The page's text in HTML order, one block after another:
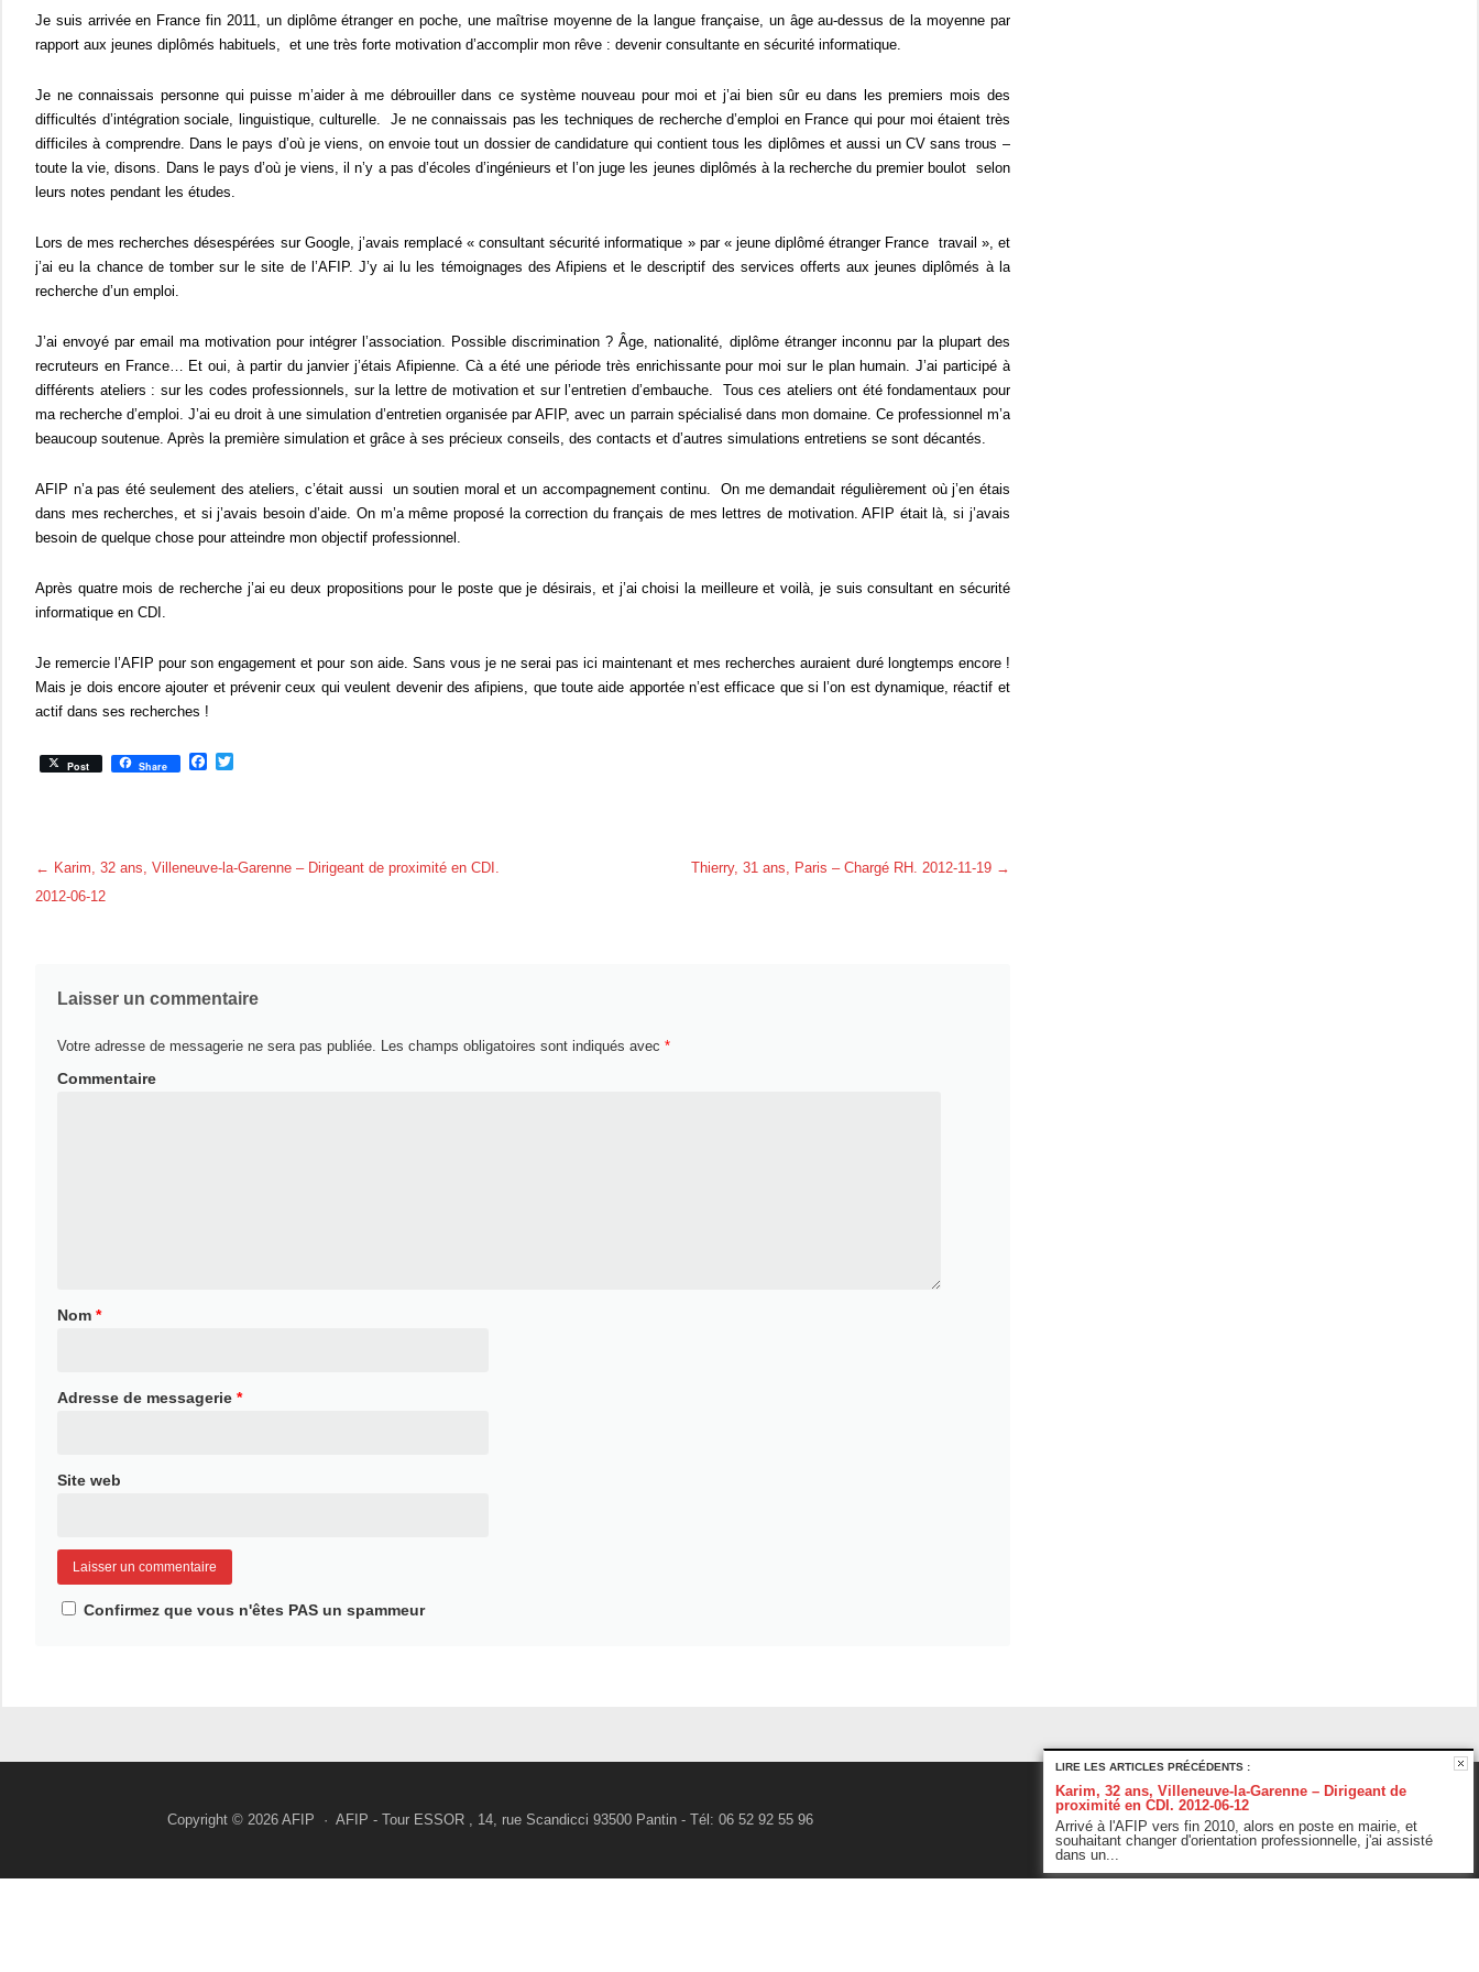
Je suis arrivée en France fin 2011, un diplôme étranger en poche, une maîtrise moyenne de la langue française, un âge au-dessus de la moyenne par
rapport aux jeunes diplômés habituels, et une très forte motivation d’accomplir mon rêve : devenir consultante en sécurité informatique.
Je ne connaissais personne qui puisse m’aider à me débrouiller dans ce système nouveau pour moi et j’ai bien sûr eu dans les premiers mois des
difficultés d’intégration sociale, linguistique, culturelle. Je ne connaissais pas les techniques de recherche d’emploi en France qui pour moi étaient très
difficiles à comprendre. Dans le pays d’où je viens, on envoie tout un dossier de candidature qui contient tous les diplômes et aussi un CV sans trous –
toute la vie, disons. Dans le pays d’où je viens, il n’y a pas d’écoles d’ingénieurs et l’on juge les jeunes diplômés à la recherche du premier boulot selon
leurs notes pendant les études.
Lors de mes recherches désespérées sur Google, j’avais remplacé « consultant sécurité informatique » par « jeune diplômé étranger France travail », et
j’ai eu la chance de tomber sur le site de l’AFIP. J’y ai lu les témoignages des Afipiens et le descriptif des services offerts aux jeunes diplômés à la
recherche d’un emploi.
J’ai envoyé par email ma motivation pour intégrer l’association. Possible discrimination ? Âge, nationalité, diplôme étranger inconnu par la plupart des
recruteurs en France… Et oui, à partir du janvier j’étais Afipienne. Cà a été une période très enrichissante pour moi sur le plan humain. J’ai participé à
différents ateliers : sur les codes professionnels, sur la lettre de motivation et sur l’entretien d’embauche. Tous ces ateliers ont été fondamentaux pour
ma recherche d’emploi. J’ai eu droit à une simulation d’entretien organisée par AFIP, avec un parrain spécialisé dans mon domaine. Ce professionnel m’a
beaucoup soutenue. Après la première simulation et grâce à ses précieux conseils, des contacts et d’autres simulations entretiens se sont décantés.
AFIP n’a pas été seulement des ateliers, c’était aussi un soutien moral et un accompagnement continu. On me demandait régulièrement où j’en étais
dans mes recherches, et si j’avais besoin d’aide. On m’a même proposé la correction du français de mes lettres de motivation. AFIP était là, si j’avais
besoin de quelque chose pour atteindre mon objectif professionnel.
Après quatre mois de recherche j’ai eu deux propositions pour le poste que je désirais, et j’ai choisi la meilleure et voilà, je suis consultant en sécurité
informatique en CDI.
Je remercie l’AFIP pour son engagement et pour son aide. Sans vous je ne serai pas ici maintenant et mes recherches auraient duré longtemps encore !
Mais je dois encore ajouter et prévenir ceux qui veulent devenir des afipiens, que toute aide apportée n’est efficace que si l’on est dynamique, réactif et
actif dans ses recherches !
Post Share
F
o
r
Post navigation
← Karim, 32 ans, Villeneuve-la-Garenne – Dirigeant de proximité en CDI.
2012-06-12
Thierry, 31 ans, Paris – Chargé RH. 2012-11-19 →
Laisser un commentaire
Votre adresse de messagerie ne sera pas publiée. Les champs obligatoires sont indiqués avec *
Commentaire
Nom *
Adresse de messagerie *
Site web
Confirmez que vous n'êtes PAS un spammeur
Copyright © 2026 AFIP · AFIP - Tour ESSOR , 14, rue Scandicci 93500 Pantin - Tél: 06 52 92 55 96
LIRE LES ARTICLES PRÉCÉDENTS :
Karim, 32 ans, Villeneuve-la-Garenne – Dirigeant de
proximité en CDI. 2012-06-12
Arrivé à l'AFIP vers fin 2010, alors en poste en mairie, et
souhaitant changer d'orientation professionnelle, j'ai assisté
dans un...